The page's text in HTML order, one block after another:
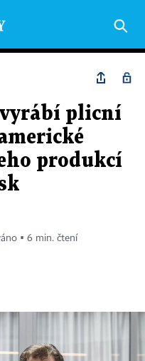
vyrábí plicní
produkcí
▪ 6 min. čtení